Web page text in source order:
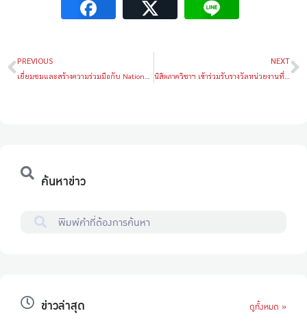
PREVIOUS NEXT
ค้นหาข่าว
ข่าวล่าสุด ดูทั้งหมด »